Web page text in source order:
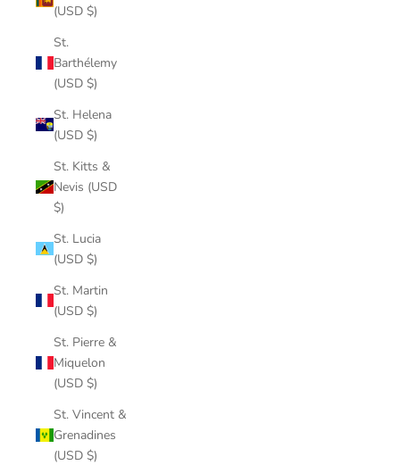
(USD $)
St.
Barthélemy
(USD $)
St. Helena
(USD $)
St. Kitts &
Nevis (USD
$)
St. Lucia
(USD $)
St. Martin
(USD $)
St. Pierre &
Miquelon
(USD $)
St. Vincent &
Grenadines
(USD $)